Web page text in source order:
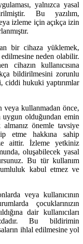
yalnızca yasal
Bu yazılım,
izleme için açıkça izin
bir cihaza yüklemek,
neden olabilir.
cihazın kullanıcısına
bildirilmesini zorunlu
ciddi hukuki yaptırımlar
veya kullanmadan önce,
uygun olduğundan emin
almanız önemle tavsiye
etme hakkına sahip
aittir. İzleme yetkiniz
oluşabilecek yasal
Bu tür kullanım
kabul etmez ve
veya kullanıcının
çocuklarınızın
dair kullanıcıları
Bu bildirimin
ihlal edilmesine yol